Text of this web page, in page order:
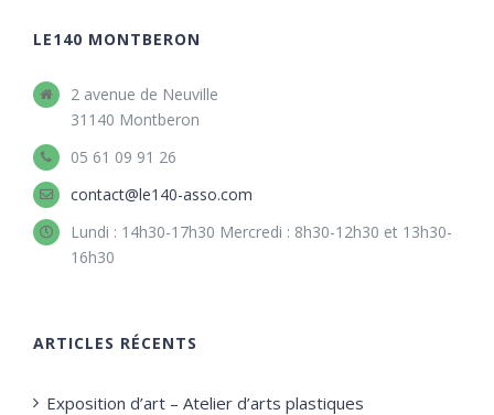
LE140 MONTBERON
2 avenue de Neuville
31140 Montberon
05 61 09 91 26
contact@le140-asso.com
Lundi : 14h30-17h30 Mercredi : 8h30-12h30 et 13h30-
16h30
ARTICLES RÉCENTS
Exposition d’art – Atelier d’arts plastiques